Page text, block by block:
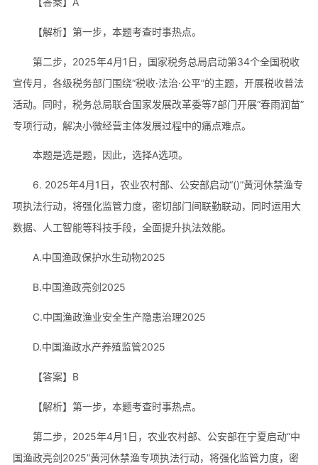
【解析】第一步，本题考查时事热点。
第二步，2025年4月1日，国家税务总局启动第34个全国税收
宣传月，各级税务部门围绕“税收·法治·公平”的主题，开展税收普法
活动。同时，税务总局联合国家发展改革委等7部门开展“春雨润苗”
专项行动，解决小微经营主体发展过程中的痛点难点。
本题是选是题，因此，选择A选项。
6. 2025年4月1日，农业农村部、公安部启动“()”黄河休禁渔专
项执法行动，将强化监管力度，密切部门间联勤联动，同时运用大
数据、人工智能等科技手段，全面提升执法效能。
A.中国渔政保护水生动物2025
B.中国渔政亮剑2025
C.中国渔政渔业安全生产隐患治理2025
D.中国渔政水产养殖监管2025
【答案】B
【解析】第一步，本题考查时事热点。
第二步，2025年4月1日，农业农村部、公安部在宁夏启动“中
国渔政亮剑2025”黄河休禁渔专项执法行动，将强化监管力度，密